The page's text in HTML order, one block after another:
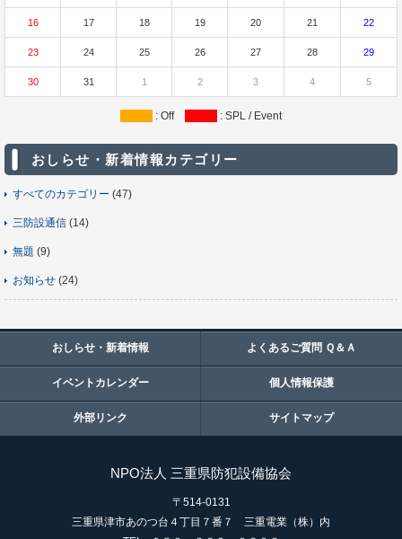
16 17 18 19 20 21 22
23 24 25 26 27 28 29
30 31 1 2 3 4 5
: Off : SPL / Event
おしらせ・新着情報カテゴリー
すべてのカテゴリー (47)
三防設通信 (14)
無題 (9)
お知らせ (24)
おしらせ・新着情報 よくあるご質問 Ｑ＆Ａ
イベントカレンダー 個人情報保護
外部リンク サイトマップ
NPO法人 三重県防犯設備協会
〒514-0131
三重県津市あのつ台４丁目７番７ 三重電業（株）内